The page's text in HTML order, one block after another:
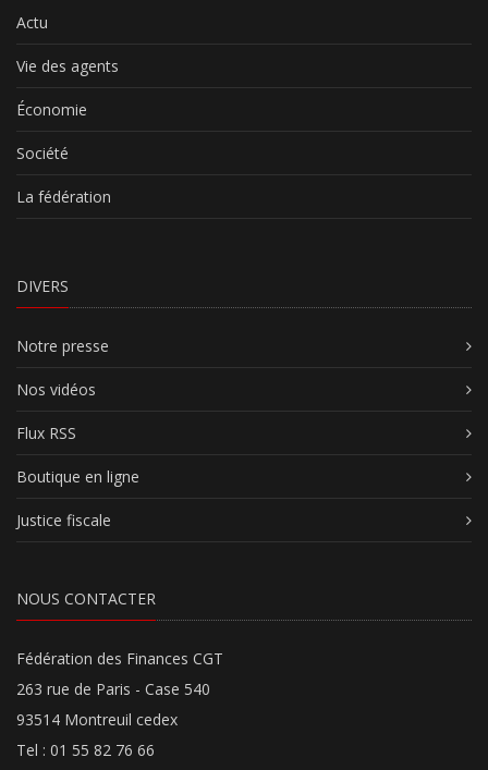
Actu
Vie des agents
Économie
Société
La fédération
DIVERS
Notre presse
Nos vidéos
Flux RSS
Boutique en ligne
Justice fiscale
NOUS CONTACTER
Fédération des Finances CGT
263 rue de Paris - Case 540
93514 Montreuil cedex
Tel : 01 55 82 76 66